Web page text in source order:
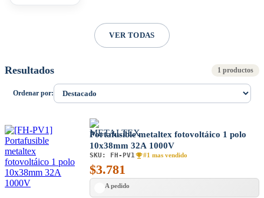
VER TODAS
Resultados 1 productos
Ordenar por:
Portafusible metaltex fotovoltáico 1 polo
10x38mm 32A 1000V
SKU: FH-PV1 #1 mas vendido
$3.781
A pedido